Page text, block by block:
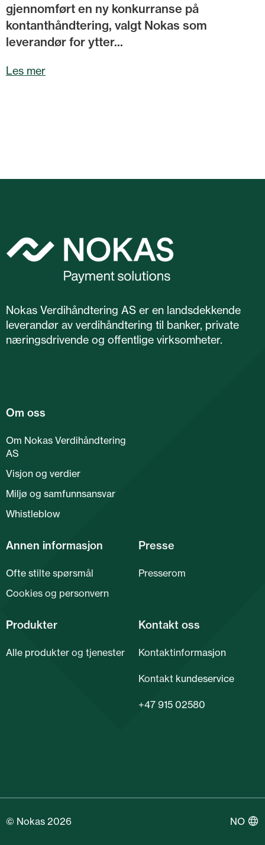
gjennomført en ny konkurranse på
kontanthåndtering, valgt Nokas som
leverandør for ytter...
Les mer
Nokas Verdihåndtering AS er en landsdekkende
leverandør av verdihåndtering til banker, private
næringsdrivende og offentlige virksomheter.
Om oss
Om Nokas Verdihåndtering
AS
Visjon og verdier
Miljø og samfunnsansvar
Whistleblow
Annen informasjon
Ofte stilte spørsmål
Cookies og personvern
Presse
Presserom
Produkter
Alle produkter og tjenester
Kontakt oss
Kontaktinformasjon
Kontakt kundeservice
+47 915 02580
© Nokas 2026 NO